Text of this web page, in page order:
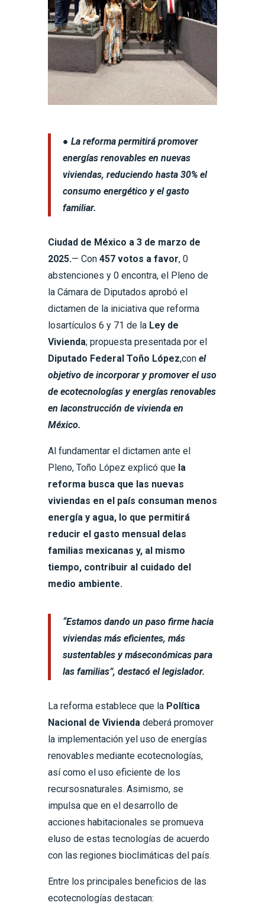
● La reforma permitirá promover
energías renovables en nuevas
viviendas, reduciendo hasta 30% el
consumo energético y el gasto
familiar.
Ciudad de México a 3 de marzo de
2025.— Con 457 votos a favor, 0
abstenciones y 0 encontra, el Pleno de
la Cámara de Diputados aprobó el
dictamen de la iniciativa que reforma
losartículos 6 y 71 de la Ley de
Vivienda; propuesta presentada por el
Diputado Federal Toño López,conel
objetivo de incorporar y promover el uso
de ecotecnologías y energías renovables
en laconstrucción de vivienda en
México.
Al fundamentar el dictamen ante el
Pleno, Toño López explicó que la
reforma busca que las nuevas
viviendas en el país consuman menos
energía y agua, lo que permitirá
reducir el gasto mensual delas
familias mexicanas y, al mismo
tiempo, contribuir al cuidado del
medio ambiente.
“Estamos dando un paso firme hacia
viviendas más eficientes, más
sustentables y máseconómicas para
las familias”, destacó el legislador.
La reforma establece que la Política
Nacional de Viviendadeberá promover
la implementación yel uso de energías
renovables mediante ecotecnologías,
así como el uso eficiente de los
recursosnaturales. Asimismo, se
impulsa que en el desarrollo de
acciones habitacionales se promueva
eluso de estas tecnologías de acuerdo
con las regiones bioclimáticas del país.
Entre los principales beneficios de las
ecotecnologías destacan: